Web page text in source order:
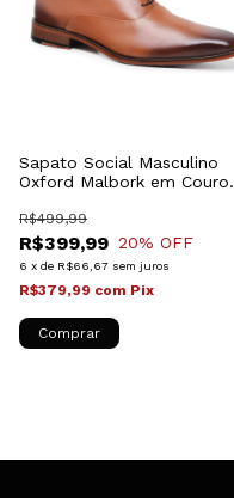
Sapato Social Masculino
Oxford Malbork em Couro
R$399,99
R$499,99
20% OFF
6 x de R$66,67 sem juros
R$379,99 com Pix
Comprar